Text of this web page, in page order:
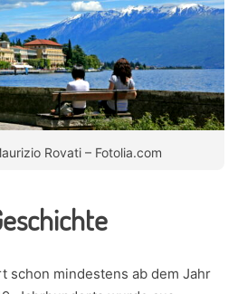
Rovati – Fotolia.com
schon mindestens ab dem Jahr